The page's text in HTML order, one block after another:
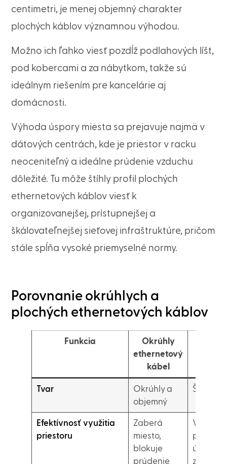
centimetri, je menej objemný charakter
plochých káblov významnou výhodou.
Možno ich ľahko viesť pozdĺž podlahových líšt,
pod kobercami a za nábytkom, takže sú
ideálnym riešením pre kancelárie aj
domácnosti.
Výhoda úspory miesta sa prejavuje najmä v
dátových centrách, kde je priestor v racku
neoceniteľný a ideálne prúdenie vzduchu
dôležité. Tu môže štíhly profil plochých
ethernetových káblov viesť k
organizovanejšej, prístupnejšej a
škálovateľnejšej sieťovej infraštruktúre, pričom
stále spĺňa vysoké priemyselné normy.
Porovnanie okrúhlych a
plochých ethernetových káblov
Funkcia
Okrúhly
ethernetový
kábel
Tvar
Okrúhly a
objemný
Štíhly a
Efektívnosť využitia
priestoru
Zaberá
miesto,
blokuje
prúdenie
Vysoko
úsporné,